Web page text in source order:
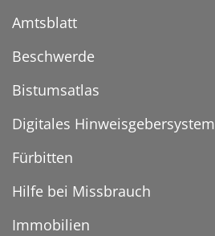
Amtsblatt
Beschwerde
Bistumsatlas
Digitales Hinweisgebersystem
Fürbitten
Hilfe bei Missbrauch
Immobilien